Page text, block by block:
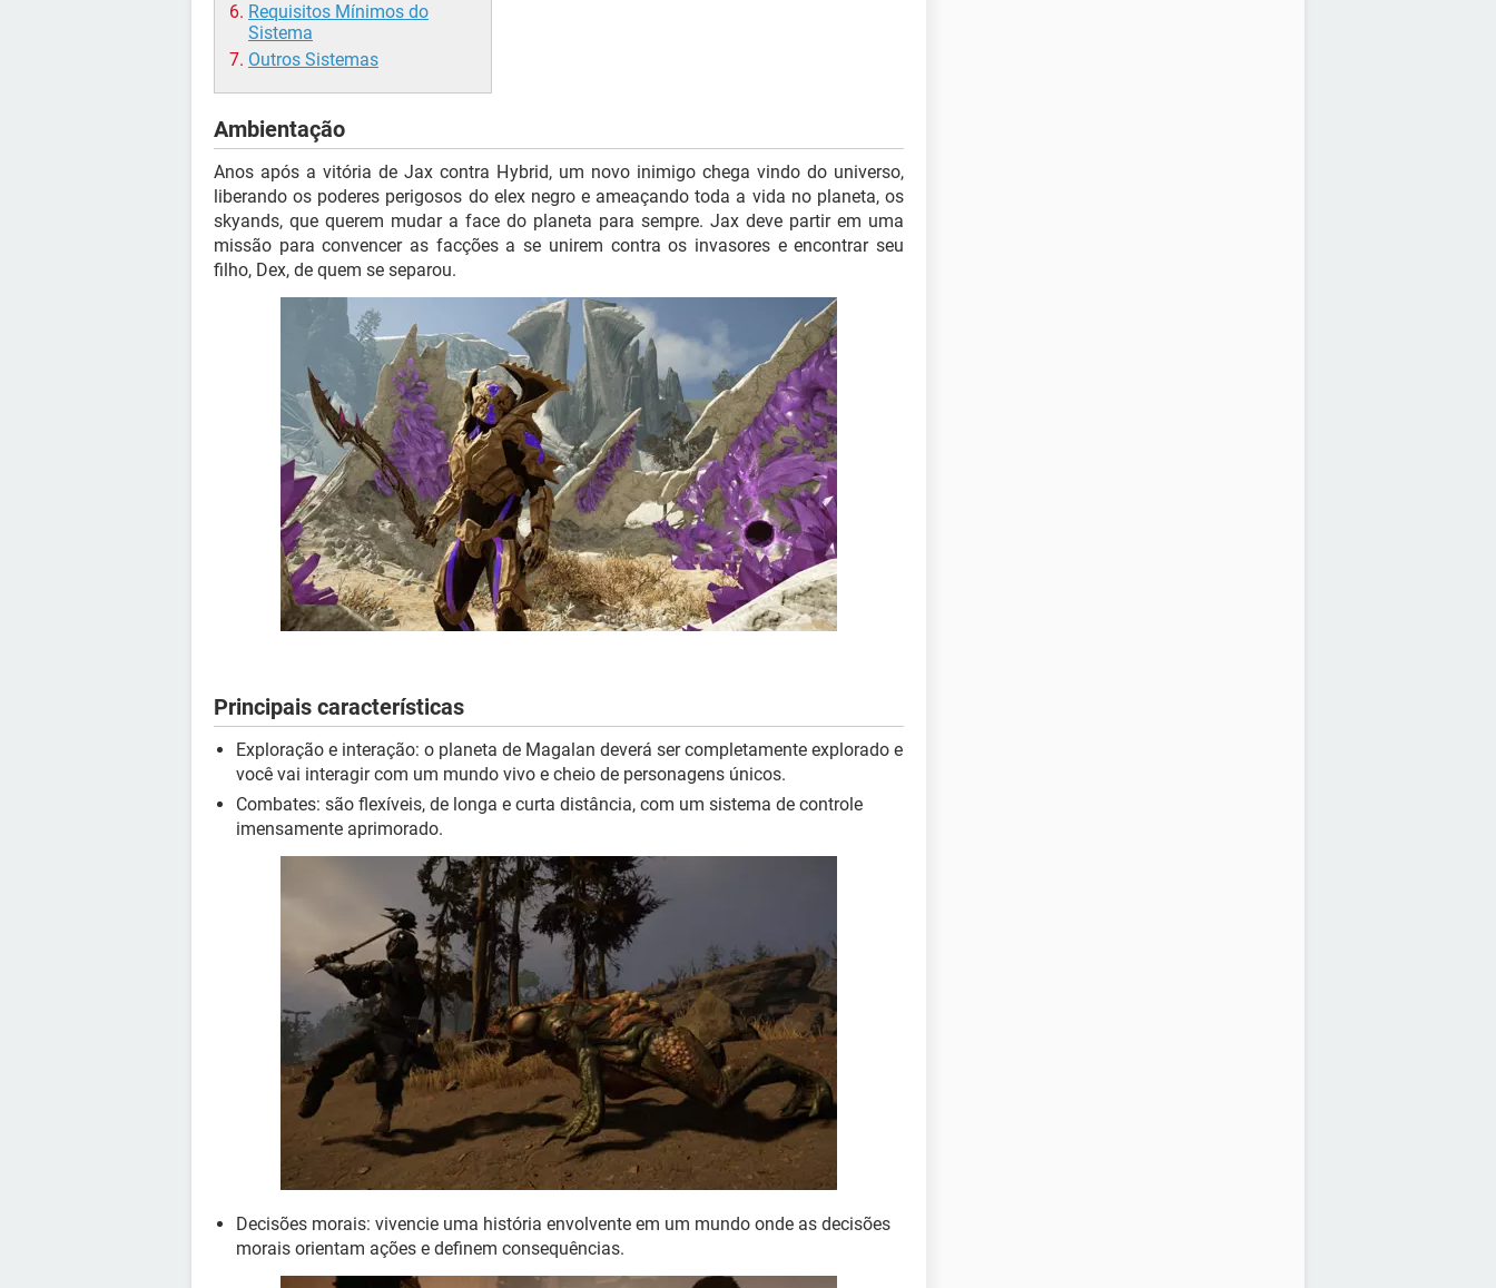
Requisitos Mínimos do
Sistema
Outros Sistemas
Ambientação
Anos após a vitória de Jax contra Hybrid, um novo inimigo chega vindo do universo,
liberando os poderes perigosos do elex negro e ameaçando toda a vida no planeta, os
skyands, que querem mudar a face do planeta para sempre. Jax deve partir em uma
missão para convencer as facções a se unirem contra os invasores e encontrar seu
filho, Dex, de quem se separou.
Principais características
Exploração e interação: o planeta de Magalan deverá ser completamente explorado e
você vai interagir com um mundo vivo e cheio de personagens únicos.
Combates: são flexíveis, de longa e curta distância, com um sistema de controle
imensamente aprimorado.
Decisões morais: vivencie uma história envolvente em um mundo onde as decisões
morais orientam ações e definem consequências.